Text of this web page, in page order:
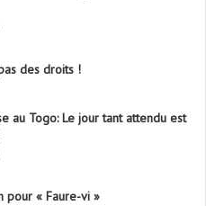
des droits !
au Togo: Le jour tant attendu est
pour « Faure-vi »